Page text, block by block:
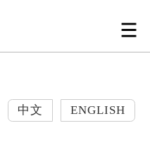
中文 ENGLISH